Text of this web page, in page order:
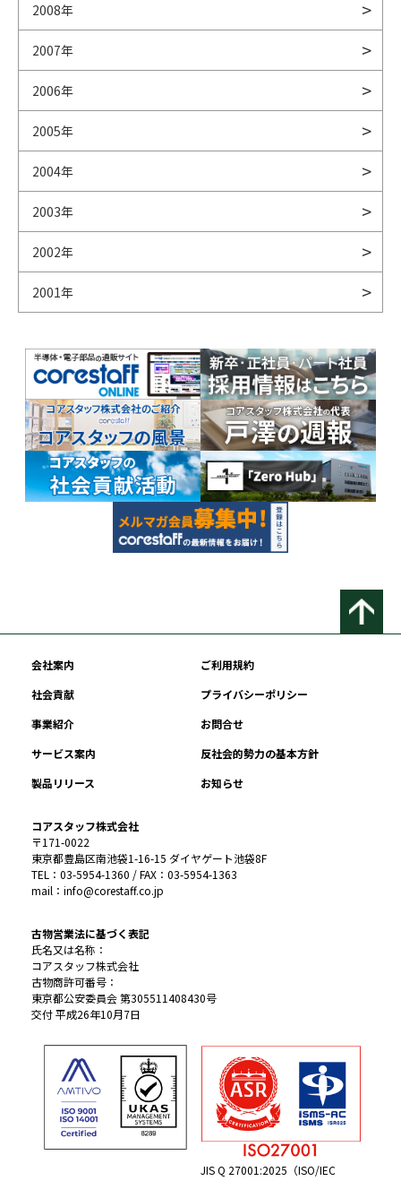
2008年
2007年
2006年
2005年
2004年
2003年
2002年
2001年
会社案内
ご利用規約
社会貢献
プライバシーポリシー
事業紹介
お問合せ
サービス案内
反社会的勢力の基本方針
製品リリース
お知らせ
コアスタッフ株式会社
〒171-0022
東京都豊島区南池袋1-16-15 ダイヤゲート池袋8F
TEL：03-5954-1360 / FAX：03-5954-1363
mail：info@corestaff.co.jp
古物営業法に基づく表記
氏名又は名称：
コアスタッフ株式会社
古物商許可番号：
東京都公安委員会 第305511408430号
交付 平成26年10月7日
JIS Q 27001:2025（ISO/IEC